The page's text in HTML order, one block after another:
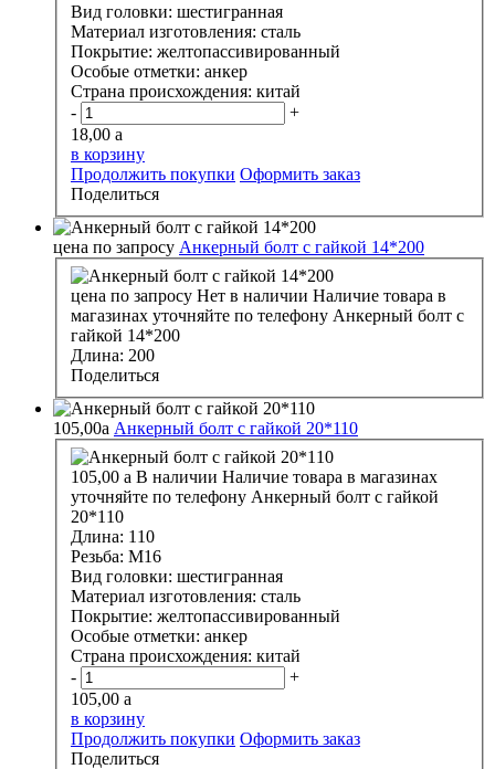
Вид головки: шестигранная
Материал изготовления: сталь
Покрытие: желтопассивированный
Особые отметки: анкер
Страна происхождения: китай
-
+
18,00 a
в корзину
Продолжить покупки Оформить заказ
Поделиться
цена по запросу Анкерный болт с гайкой 14*200
цена по запросу Нет в наличии Наличие товара в
магазинах уточняйте по телефону Анкерный болт с
гайкой 14*200
Длина: 200
Поделиться
105,00a Анкерный болт с гайкой 20*110
105,00 a В наличии Наличие товара в магазинах
уточняйте по телефону Анкерный болт с гайкой
20*110
Длина: 110
Резьба: М16
Вид головки: шестигранная
Материал изготовления: сталь
Покрытие: желтопассивированный
Особые отметки: анкер
Страна происхождения: китай
-
+
105,00 a
в корзину
Продолжить покупки Оформить заказ
Поделиться